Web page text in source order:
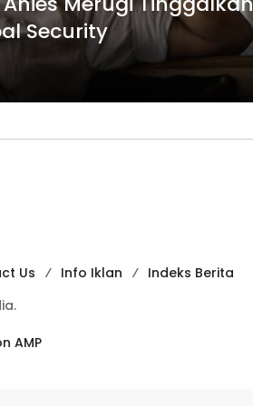
Security
Us Info Iklan
Indeks Berita
AMP